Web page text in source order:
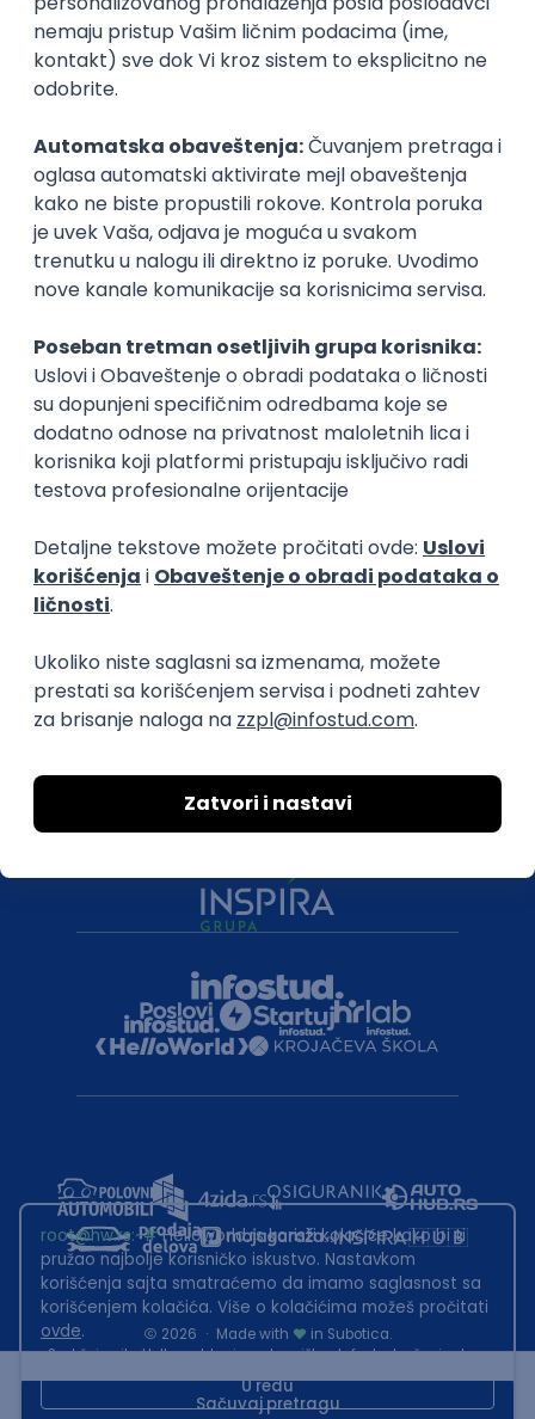
Sačuvaj pretragu
Istaknuti poslodavci
transparentnost domaćeg IT tržišta rada i
efikasno spajamo kandidate i poslodavce.
O nama
Za poslodavce
Politika privatnosti
Uklonjeni profili poslodavaca
Druželjubivi smo!
2026 · Made with
in Subotica.
Sadržaj sajta Helloworld.rs je u vlasništvu Infostud rešenja d.o.o.
This site is protected by reCAPTCHA and the GooglePrivacy Policyand
root@hw.rs:~#Helloworld.rs koristi kolačiće kako bi ti
pružao najbolje korisničko iskustvo. Nastavkom
korišćenja sajta smatraćemo da imamo saglasnost sa
korišćenjem kolačića. Više o kolačićima možeš pročitati
ovde.
U redu